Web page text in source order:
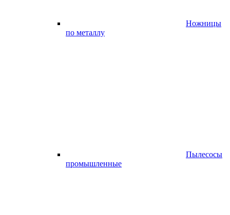
Ножницы
по металлу
Пылесосы
промышленные